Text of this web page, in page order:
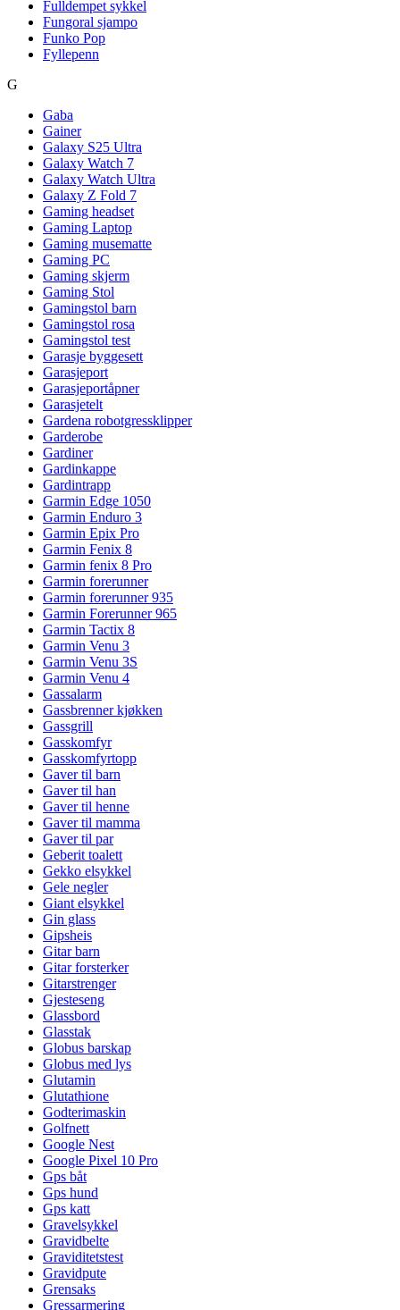
Fulldempet sykkel
Fungoral sjampo
Funko Pop
Fyllepenn
G
Gaba
Gainer
Galaxy S25 Ultra
Galaxy Watch 7
Galaxy Watch Ultra
Galaxy Z Fold 7
Gaming headset
Gaming Laptop
Gaming musematte
Gaming PC
Gaming skjerm
Gaming Stol
Gamingstol barn
Gamingstol rosa
Gamingstol test
Garasje byggesett
Garasjeport
Garasjeportåpner
Garasjetelt
Gardena robotgressklipper
Garderobe
Gardiner
Gardinkappe
Gardintrapp
Garmin Edge 1050
Garmin Enduro 3
Garmin Epix Pro
Garmin Fenix 8
Garmin fenix 8 Pro
Garmin forerunner
Garmin forerunner 935
Garmin Forerunner 965
Garmin Tactix 8
Garmin Venu 3
Garmin Venu 3S
Garmin Venu 4
Gassalarm
Gassbrenner kjøkken
Gassgrill
Gasskomfyr
Gasskomfyrtopp
Gaver til barn
Gaver til han
Gaver til henne
Gaver til mamma
Gaver til par
Geberit toalett
Gekko elsykkel
Gele negler
Giant elsykkel
Gin glass
Gipsheis
Gitar barn
Gitar forsterker
Gitarstrenger
Gjesteseng
Glassbord
Glasstak
Globus barskap
Globus med lys
Glutamin
Glutathione
Godterimaskin
Golfnett
Google Nest
Google Pixel 10 Pro
Gps båt
Gps hund
Gps katt
Gravelsykkel
Gravidbelte
Graviditetstest
Gravidpute
Grensaks
Gressarmering